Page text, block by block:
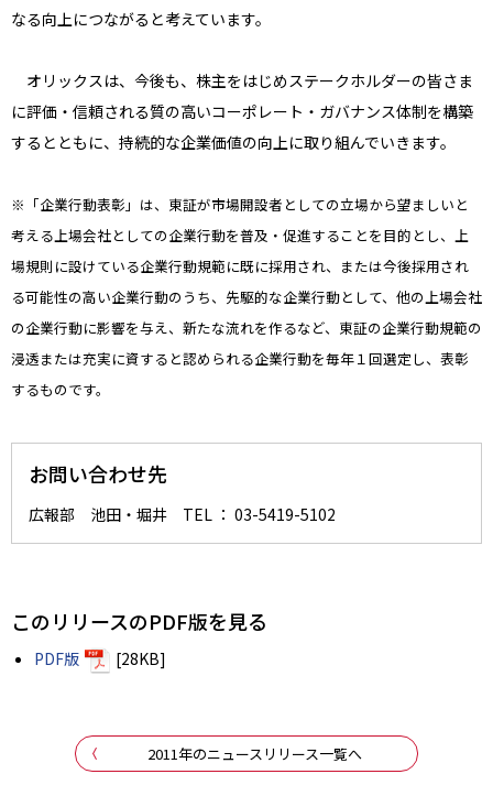
なる向上につながると考えています。
オリックスは、今後も、株主をはじめステークホルダーの皆さま
に評価・信頼される質の高いコーポレート・ガバナンス体制を構築
するとともに、持続的な企業価値の向上に取り組んでいきます。
※「企業行動表彰」は、東証が市場開設者としての立場から望ましいと
考える上場会社としての企業行動を普及・促進することを目的とし、上
場規則に設けている企業行動規範に既に採用され、または今後採用され
る可能性の高い企業行動のうち、先駆的な企業行動として、他の上場会社
の企業行動に影響を与え、新たな流れを作るなど、東証の企業行動規範の
浸透または充実に資すると認められる企業行動を毎年１回選定し、表彰
するものです。
お問い合わせ先
広報部 池田・堀井 TEL ： 03-5419-5102
このリリースのPDF版を見る
PDF版 [28KB]
2011年のニュースリリース一覧へ